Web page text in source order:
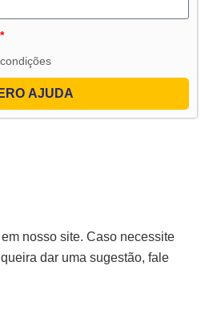
AJUDA
nosso site. Caso necessite
dar uma sugestão, fale